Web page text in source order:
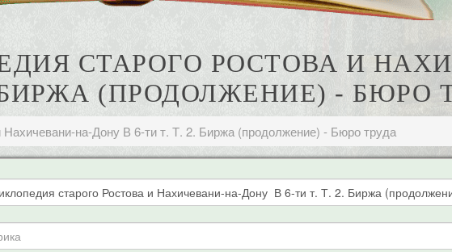
СТАРОГО РОСТОВА И
БИРЖА (ПРОДОЛЖЕНИЕ) - БЮРО
Нахичевани-на-Дону В 6-ти т. Т. 2. Биржа (продолжение) - Бюро труда